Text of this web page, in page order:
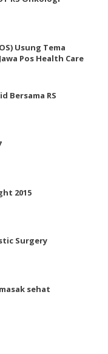
Usung Tema
Pos Health Care
Bersama RS
2015
Surgery
sehat